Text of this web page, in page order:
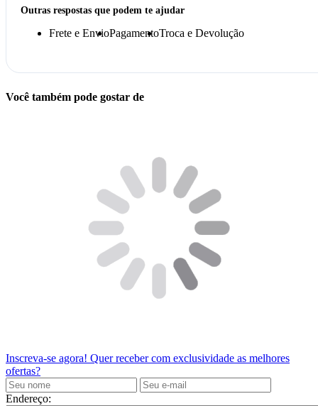
Outras respostas que podem te ajudar
Frete e EnvioPagamentoTroca e Devolução
Você também pode gostar de
Inscreva-se agora! Quer receber com exclusividade as melhores
ofertas?
Endereço: